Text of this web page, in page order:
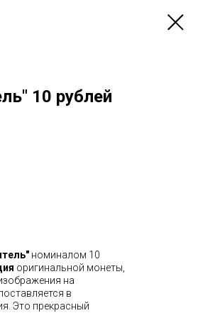
10 рублей
номиналом 10
оригинальной монеты,
на
в
Это прекрасный